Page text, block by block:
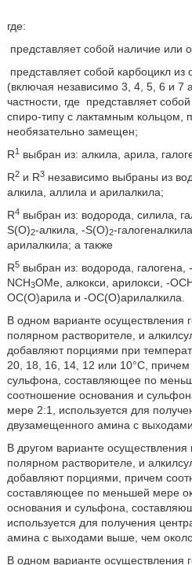
где:
представляет собой наличие или
представляет собой карбоцикл из
(включая независимо 3, 4, 5, 6 и 7
частности, где представляет
спиро-типу с лактамным кольцом,
необязательно замещен;
R1выбран из: алкила, арила,
R2и R3независимо выбраны из
алкила, аллила и арилалкила;
R4выбран из: водорода, силила,
S(O)2-алкила, -S(O)2-
арилалкила; а также
R5выбран из: водорода, галогена,
NCH3OMe, алкокси, арилокси, -
OC(O)арила и -OC(O)арилалкила.
В одном варианте осуществления
полярном растворителе, и
добавляют порциями при
20, 18, 16, 14, 12 или 10°C,
сульфона, составляющее по
соотношение основания и
мере 2:1, используется для
двузамещенного амина с
В другом варианте
полярном растворителе, и
добавляют порциями, причем
составляющее по меньшей мере
основания и сульфона,
используется для получения
амина с выходами выше, чем
В одном варианте осуществления